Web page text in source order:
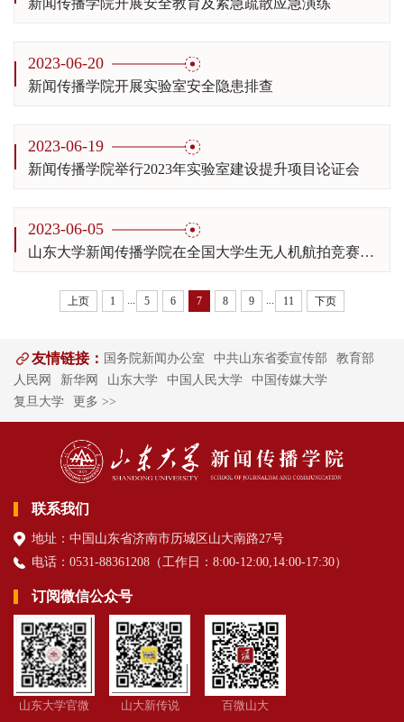
新闻传播学院开展安全教育及​紧急疏散应急演练
2023-06-20
新闻传播学院开展实验室安全隐患排查
2023-06-19
新闻传播学院举行2023年实验室建设提升项目论证会
2023-06-05
山东大学新闻传播学院在全国大学生无人机航拍竞赛中斩获二等奖
上页 1 5 6 7 8 9 11 下页
友情链接： 国务院新闻办公室 中共山东省委宣传部
教育部
人民网
新华网 山东大学 中国人民大学
中国传媒大学
复旦大学
更多 >>
联系我们
地址：中国山东省济南市历城区山大南路27号
电话：0531-88361208（工作日 ：8:00-12:00,14:00-17:30）
订阅微信公众号
山东大学官微 山大新传说 百微山大